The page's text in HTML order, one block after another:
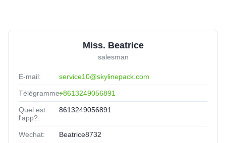
Miss. Beatrice
salesman
E-mail: service10@skylinepack.com
Télégramme:+8613249056891
Quel est
l'app?:
8613249056891
Wechat: Beatrice8732